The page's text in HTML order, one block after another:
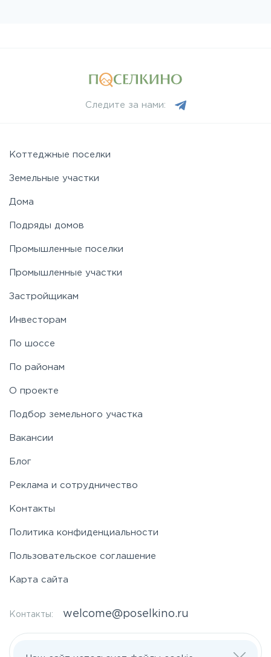
Следите за нами:
Коттеджные поселки
Земельные участки
Дома
Подряды домов
Промышленные поселки
Промышленные участки
Застройщикам
Инвесторам
По шоссе
По районам
О проекте
Подбор земельного участка
Вакансии
Блог
Реклама и сотрудничество
Контакты
Политика конфиденциальности
Пользовательское соглашение
Карта сайта
Контакты: welcome@poselkino.ru